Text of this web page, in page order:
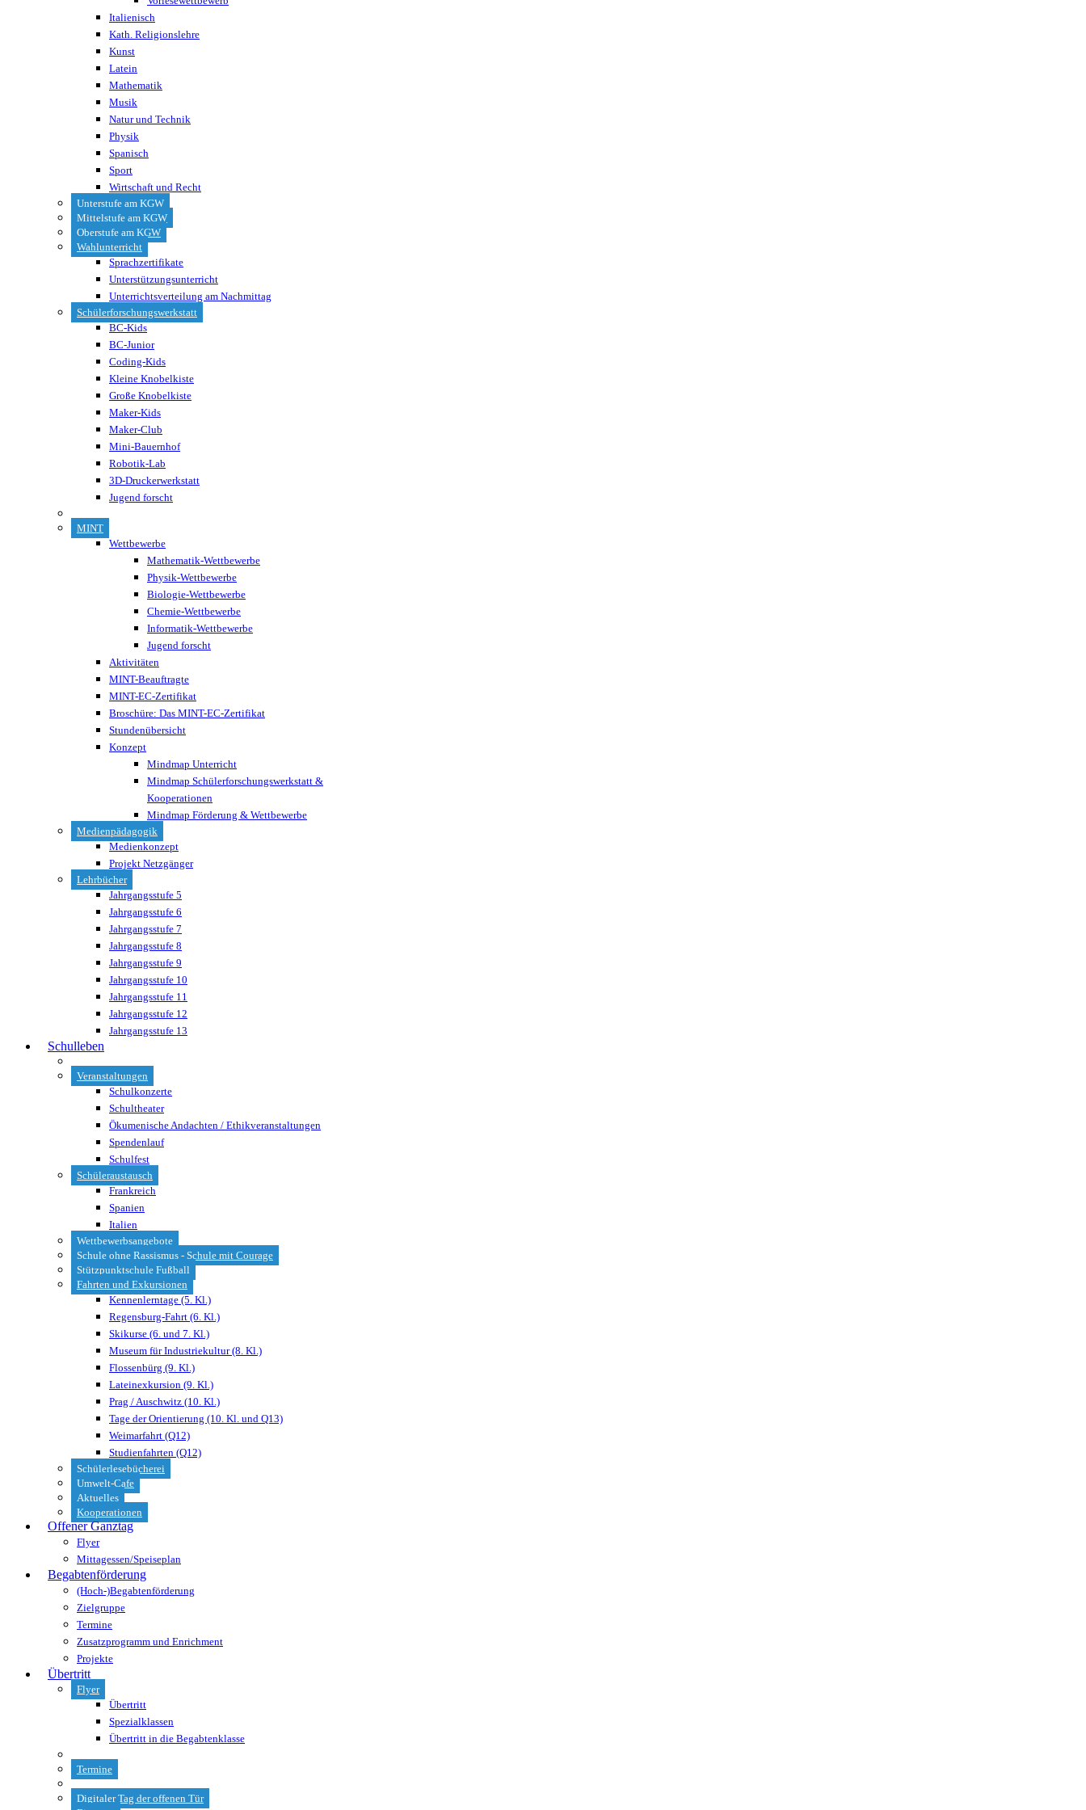
Italienisch
Kath. Religionslehre
Kunst
Latein
Mathematik
Musik
Natur und Technik
Physik
Spanisch
Sport
Wirtschaft und Recht
Unterstufe am KGW
Mittelstufe am KGW
Oberstufe am KGW
Wahlunterricht
Sprachzertifikate
Unterstützungsunterricht
Unterrichtsverteilung am Nachmittag
Schülerforschungswerkstatt
BC-Kids
BC-Junior
Coding-Kids
Kleine Knobelkiste
Große Knobelkiste
Maker-Kids
Maker-Club
Mini-Bauernhof
Robotik-Lab
3D-Druckerwerkstatt
Jugend forscht
MINT
Wettbewerbe
Mathematik-Wettbewerbe
Physik-Wettbewerbe
Biologie-Wettbewerbe
Chemie-Wettbewerbe
Informatik-Wettbewerbe
Jugend forscht
Aktivitäten
MINT-Beauftragte
MINT-EC-Zertifikat
Broschüre: Das MINT-EC-Zertifikat
Stundenübersicht
Konzept
Mindmap Unterricht
Mindmap Schülerforschungswerkstatt &
Kooperationen
Mindmap Förderung & Wettbewerbe
Medienpädagogik
Medienkonzept
Projekt Netzgänger
Lehrbücher
Jahrgangsstufe 5
Jahrgangsstufe 6
Jahrgangsstufe 7
Jahrgangsstufe 8
Jahrgangsstufe 9
Jahrgangsstufe 10
Jahrgangsstufe 11
Jahrgangsstufe 12
Jahrgangsstufe 13
Schulleben
Veranstaltungen
Schulkonzerte
Schultheater
Ökumenische Andachten / Ethikveranstaltungen
Spendenlauf
Schulfest
Schüleraustausch
Frankreich
Spanien
Italien
Wettbewerbsangebote
Schule ohne Rassismus - Schule mit Courage
Stützpunktschule Fußball
Fahrten und Exkursionen
Kennenlerntage (5. Kl.)
Regensburg-Fahrt (6. Kl.)
Skikurse (6. und 7. Kl.)
Museum für Industriekultur (8. Kl.)
Flossenbürg (9. Kl.)
Lateinexkursion (9. Kl.)
Prag / Auschwitz (10. Kl.)
Tage der Orientierung (10. Kl. und Q13)
Weimarfahrt (Q12)
Studienfahrten (Q12)
Schülerlesebücherei
Umwelt-Cafe
Aktuelles
Kooperationen
Offener Ganztag
Flyer
Mittagessen/Speiseplan
Begabtenförderung
(Hoch-)Begabtenförderung
Zielgruppe
Termine
Zusatzprogramm und Enrichment
Projekte
Übertritt
Flyer
Übertritt
Spezialklassen
Übertritt in die Begabtenklasse
Termine
Digitaler Tag der offenen Tür